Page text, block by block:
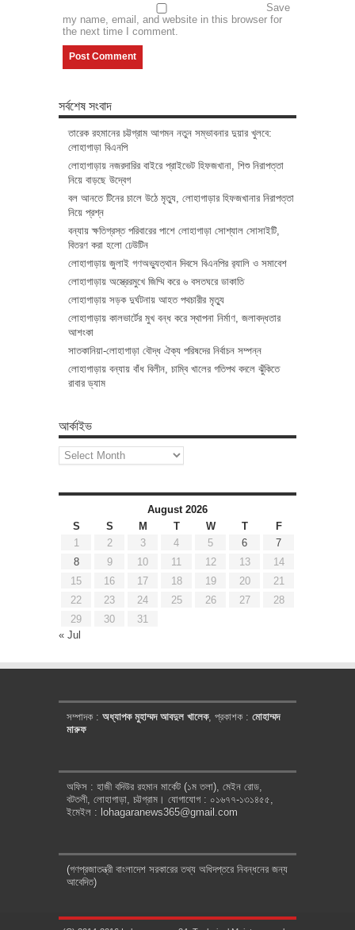
Save
my name, email, and website in this browser for
the next time I comment.
সর্বশেষ সংবাদ
তারেক রহমানের চট্টগ্রাম আগমন নতুন সম্ভাবনার দুয়ার খুলবে:
লোহাগাড়া বিএনপি
লোহাগাড়ায় নজরদারির বাইরে প্রাইভেট হিফজখানা, শিশু নিরাপত্তা
নিয়ে বাড়ছে উদ্বেগ
বল আনতে টিনের চালে উঠে মৃত্যু, লোহাগাড়ার হিফজখানার নিরাপত্তা
নিয়ে প্রশ্ন
বন্যায় ক্ষতিগ্রস্ত পরিবারের পাশে লোহাগাড়া সোশ্যাল সোসাইটি,
বিতরণ করা হলো ঢেউটিন
লোহাগাড়ায় জুলাই গণঅভ্যুত্থান দিবসে বিএনপির র‌্যালি ও সমাবেশ
লোহাগাড়ায় অস্ত্রেরমুখে জিম্মি করে ৬ বসতঘরে ডাকাতি
লোহাগাড়ায় সড়ক দুর্ঘটনায় আহত পথচারীর মৃত্যু
লোহাগাড়ায় কালভার্টের মুখ বন্ধ করে স্থাপনা নির্মাণ, জলাবদ্ধতার
আশংকা
সাতকানিয়া-লোহাগাড়া বৌদ্ধ ঐক্য পরিষদের নির্বাচন সম্পন্ন
লোহাগাড়ায় বন্যায় বাঁধ বিলীন, চাম্বি খালের গতিপথ বদলে ঝুঁকিতে
রাবার ড্যাম
আর্কাইভ
আর্কাইভ
August 2026
S
S M T W T
F
1
2 3 4 5 6
7
8
9 10 11 12 13
14
15
16 17 18 19 20
21
22
23 24 25 26 27
28
29
30
31
« Jul
সম্পাদক : অধ্যাপক মুহাম্মদ আবদুল খালেক, প্রকাশক : মোহাম্মদ
মারুফ
অফিস : হাজী বদিউর রহমান মার্কেট (১ম তলা), মেইন রোড,
বটতলী, লোহাগাড়া, চট্টগ্রাম। যোগাযোগ : ০১৬৭৭-১৩১৪৫৫,
ইমেইল : lohagaranews365@gmail.com
(গণপ্রজাতন্ত্রী বাংলাদেশ সরকারের তথ্য অধিদপ্তরে নিবন্ধনের জন্য
আবেদিত)